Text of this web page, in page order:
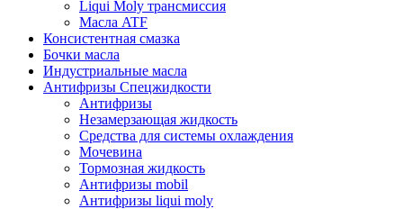
Liqui Moly трансмиссия
Масла ATF
Консистентная смазка
Бочки масла
Индустриальные масла
Антифризы Спецжидкости
Антифризы
Незамерзающая жидкость
Средства для системы охлаждения
Мочевина
Тормозная жидкость
Антифризы mobil
Антифризы liqui moly